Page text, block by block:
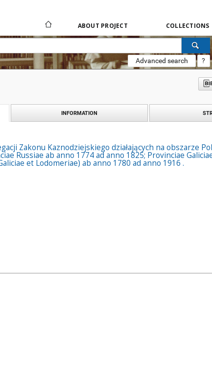
ABOUT PROJECT COLLECTIONS
Advanced search ?
INFORMATION
Zakonu Kaznodziejskiego działających na obszarze
Russiae ab anno 1774 ad anno 1825; Provinciae
et Lodomeriae) ab anno 1780 ad anno 1916 .